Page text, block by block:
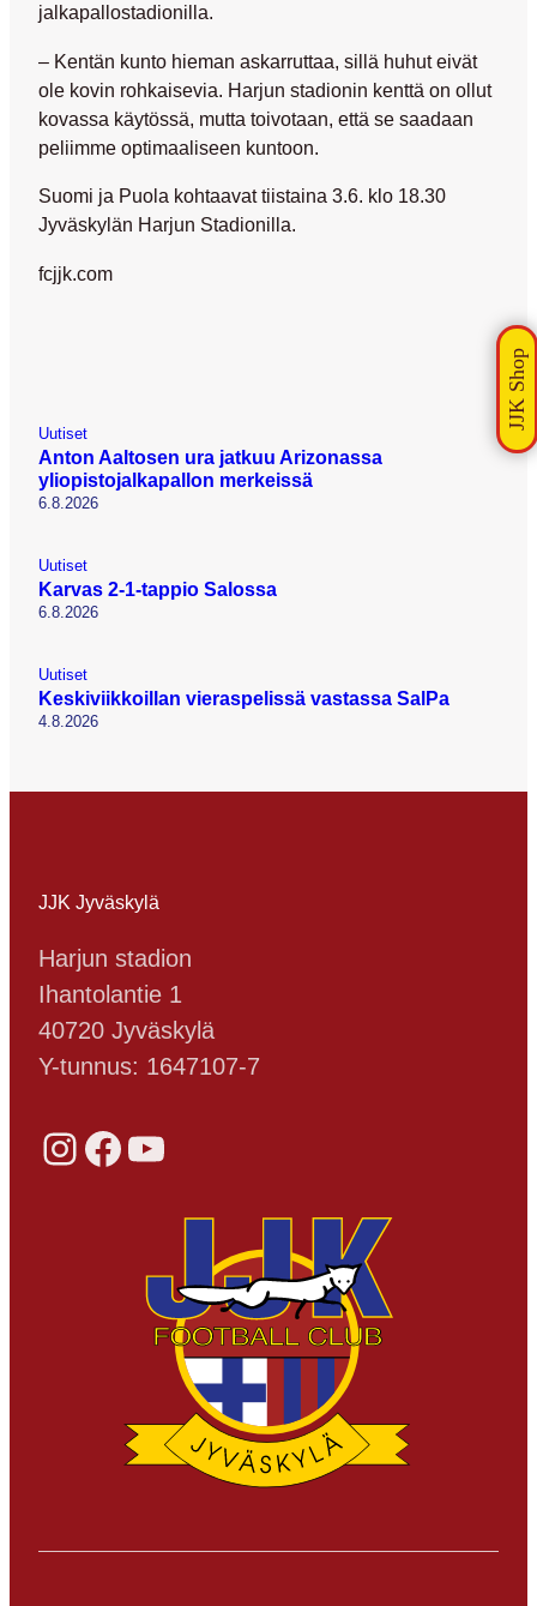
jalkapallostadionilla.
– Kentän kunto hieman askarruttaa, sillä huhut eivät
ole kovin rohkaisevia. Harjun stadionin kenttä on ollut
kovassa käytössä, mutta toivotaan, että se saadaan
peliimme optimaaliseen kuntoon.
Suomi ja Puola kohtaavat tiistaina 3.6. klo 18.30
Jyväskylän Harjun Stadionilla.
fcjjk.com
Uutiset
Anton Aaltosen ura jatkuu Arizonassa
yliopistojalkapallon merkeissä
6.8.2026
Uutiset
Karvas 2-1-tappio Salossa
6.8.2026
Uutiset
Keskiviikkoillan vieraspelissä vastassa SalPa
4.8.2026
JJK Jyväskylä
Harjun stadion
Ihantolantie 1
40720 Jyväskylä
Y-tunnus: 1647107-7
Instagram Facebook YouTube